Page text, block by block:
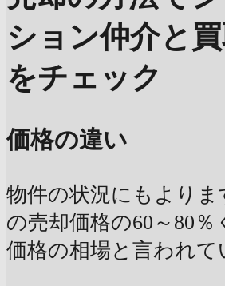
ション仲介と
をチェック
価格の違い
物件の状況にもより
の売却価格の60～80％
価格の相場と言われて